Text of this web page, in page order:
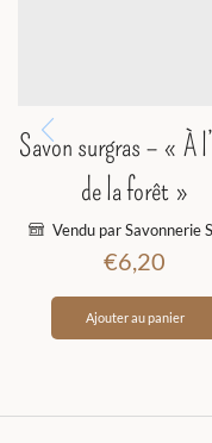
Savon surgras – « À
de la forêt »
Vendu par Savonnerie
€6,20
Ajouter au panier